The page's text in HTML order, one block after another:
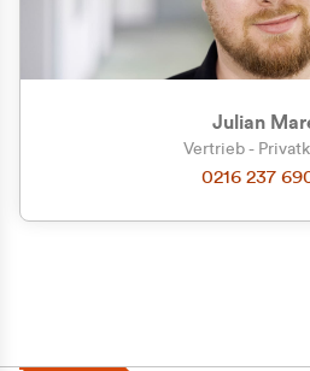
Julian
Vertrieb -
0216 237